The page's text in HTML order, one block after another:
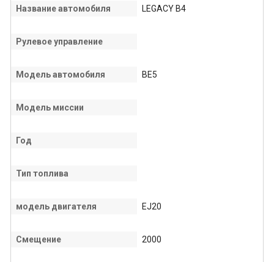
Название автомобиля LEGACY B4
Рулевое управление
Модель автомобиля BE5
Модель миссии
Год
Тип топлива
модель двигателя EJ20
Смещение 2000